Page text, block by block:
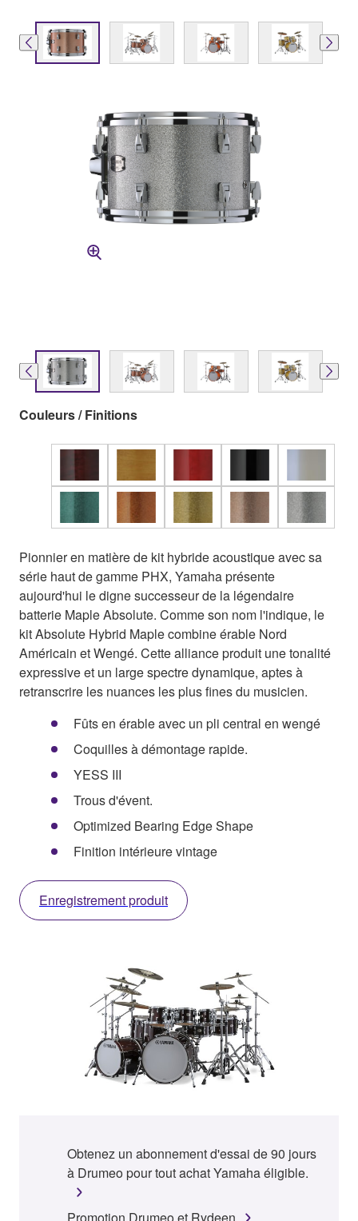
Couleurs / Finitions
Pionnier en matière de kit hybride acoustique avec sa
série haut de gamme PHX, Yamaha présente
aujourd'hui le digne successeur de la légendaire
batterie Maple Absolute. Comme son nom l'indique, le
kit Absolute Hybrid Maple combine érable Nord
Américain et Wengé. Cette alliance produit une tonalité
expressive et un large spectre dynamique, aptes à
retranscrire les nuances les plus fines du musicien.
Fûts en érable avec un pli central en wengé
Coquilles à démontage rapide.
YESS III
Trous d'évent.
Optimized Bearing Edge Shape
Finition intérieure vintage
Enregistrement produit
Obtenez un abonnement d'essai de 90 jours
à Drumeo pour tout achat Yamaha éligible.